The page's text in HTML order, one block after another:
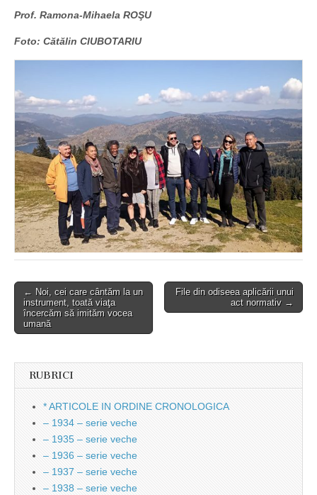
Prof. Ramona-Mihaela ROŞU
Foto: Cătălin CIUBOTARIU
Post
navigation
← Noi, cei care cântăm la un
instrument, toată viaţa
încercăm să imităm vocea
umană
File din odiseea aplicării unui
act normativ →
RUBRICI
* ARTICOLE IN ORDINE CRONOLOGICA
– 1934 – serie veche
– 1935 – serie veche
– 1936 – serie veche
– 1937 – serie veche
– 1938 – serie veche